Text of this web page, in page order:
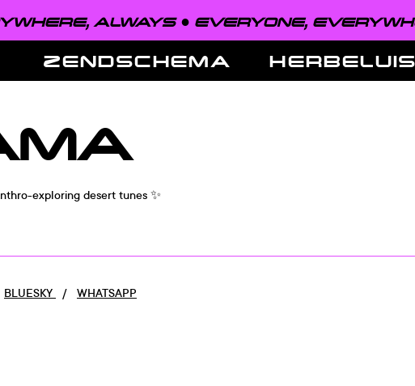
ALWAYS ● EVERYONE,
ZENDSCHEMA
exploring desert tunes ✨
BLUESKY / WHATSAPP